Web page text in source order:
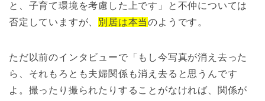
と、子育て環境を考慮した上です」と不仲については
否定していますが、
別居は本当のようです。
ただ以前のインタビューで「もし今写真が消え去った
ら、それもろとも夫婦関係も消え去ると思うんです
よ。撮ったり撮られたりすることがなければ、関係が